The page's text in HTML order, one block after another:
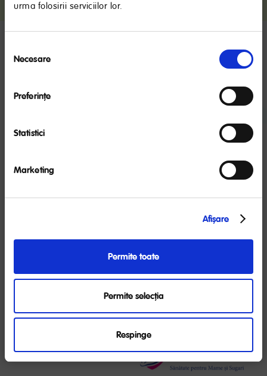
urma folosirii serviciilor lor.
consimțământului
Necesare
Preferinţe
Statistici
Marketing
Afişare
Permite toate
Permite selecția
Respinge
Ce spun specialiștii despre lăpticul
sau de altă proveniență animală poate provoca
rinichii imaturi ai bebelușului și sistemul lui
Next
RECOMANDARE IMPORTANTĂ
Laptele matern este cel mai bun aliment pentru sugari,
exclusivă până la 6 luni. NUTRICIA susţine această
recomandare, precum şi continuarea alăptării în